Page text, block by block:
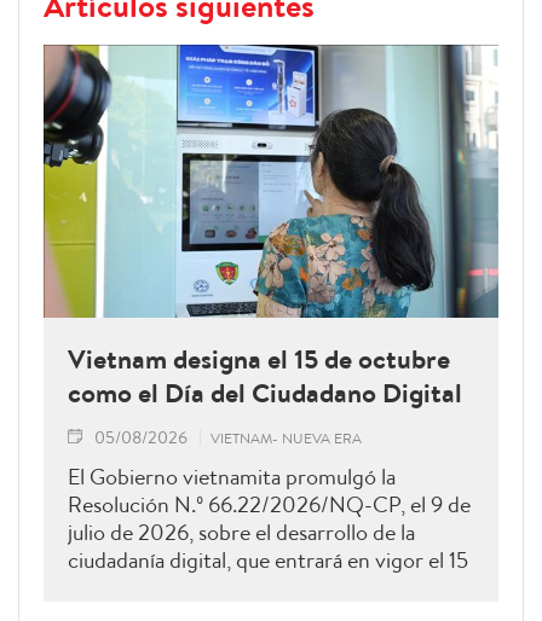
Vietnam designa el 15 de octubre
como el Día del Ciudadano Digital
05/08/2026 VIETNAM- NUEVA ERA
El Gobierno vietnamita promulgó la
Resolución N.º 66.22/2026/NQ-CP, el 9 de
julio de 2026, sobre el desarrollo de la
ciudadanía digital, que entrará en vigor el 15